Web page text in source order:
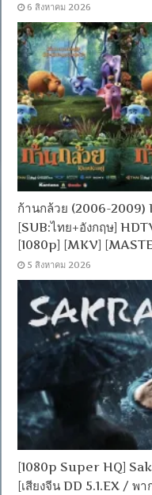
6 สิงหาคม 2026
ก้านกล้วย (2006-2009)
[SUB:ไทย+อังกฤษ]
[1080p] [MKV]
5 สิงหาคม 2026
[1080p Super HQ]
[เสียงจีน DD 5.1.EX / พ